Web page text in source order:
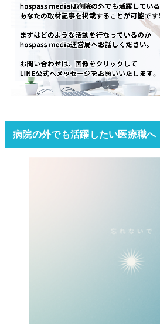
病院の外でも活躍したい医療職へ